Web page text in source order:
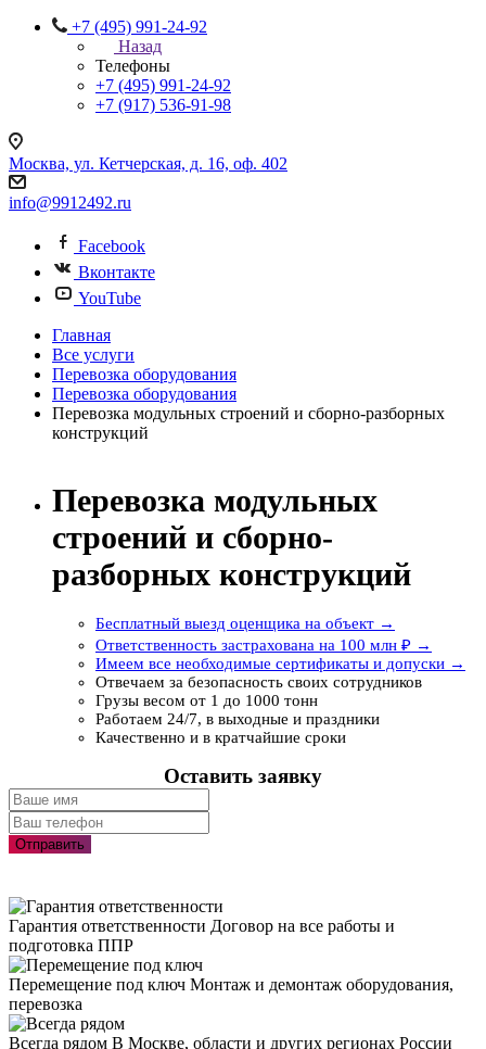
+7 (495) 991-24-92
Назад
Телефоны
+7 (495) 991-24-92
+7 (917) 536-91-98
Москва, ул. Кетчерская, д. 16, оф. 402
info@9912492.ru
Facebook
Вконтакте
YouTube
Главная
Все услуги
Перевозка оборудования
Перевозка оборудования
Перевозка модульных строений и сборно-разборных
конструкций
Перевозка модульных
строений и сборно-
разборных конструкций
Бесплатный выезд оценщика на объект →
Ответственность застрахована на 100 млн ₽ →
Имеем все необходимые сертификаты и допуски →
Отвечаем за безопасность своих сотрудников
Грузы весом от 1 до 1000 тонн
Работаем 24/7, в выходные и праздники
Качественно и в кратчайшие сроки
Оставить заявку
Отправить
Гарантия ответственности Договор на все работы и
подготовка ППР
Перемещение под ключ Монтаж и демонтаж оборудования,
перевозка
Всегда рядом В Москве, области и других регионах России